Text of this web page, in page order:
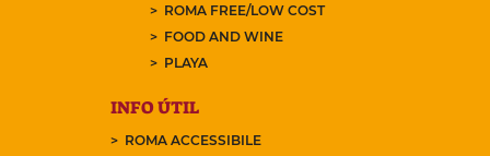
ROMA FREE/LOW COST
FOOD AND WINE
PLAYA
INFO ÚTIL
ROMA ACCESSIBILE